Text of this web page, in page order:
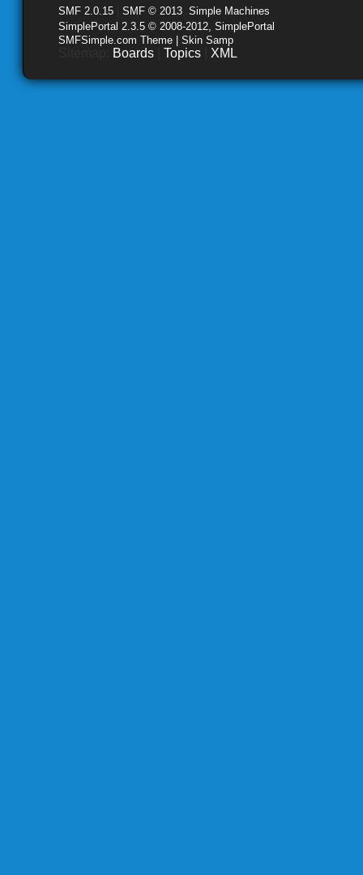
SMF 2.0.15 SMF © 2013 Simple Machines
SimplePortal 2.3.5 © 2008-2012, SimplePortal
SMFSimple.com Theme | Skin Samp
Boards Topics XML